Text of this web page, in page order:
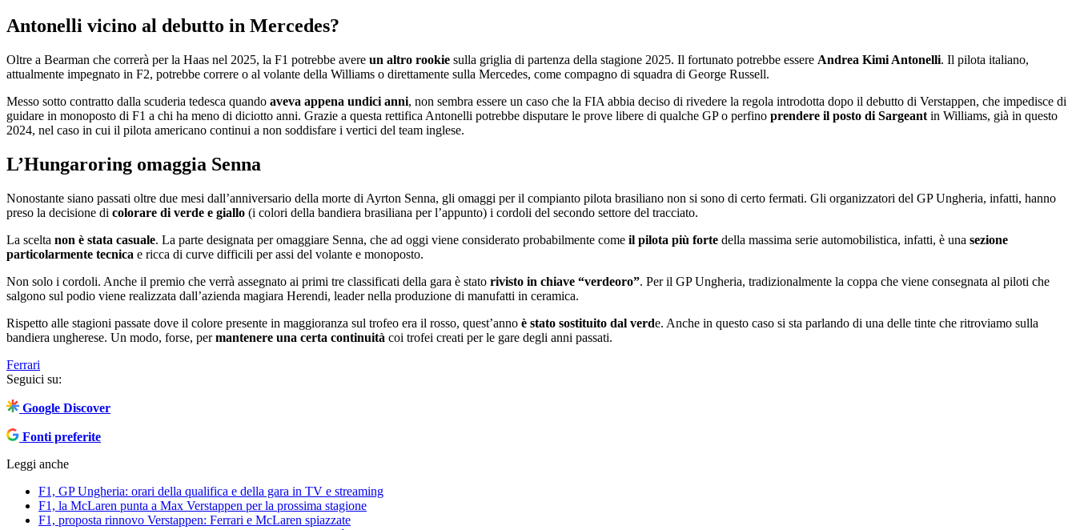
Antonelli vicino al debutto in Mercedes?
Oltre a Bearman che correrà per la Haas nel 2025, la F1 potrebbe avere un altro rookie sulla griglia di partenza della stagione 2025. Il fortunato potrebbe essere Andrea Kimi Antonelli. Il pilota italiano,
attualmente impegnato in F2, potrebbe correre o al volante della Williams o direttamente sulla Mercedes, come compagno di squadra di George Russell.
Messo sotto contratto dalla scuderia tedesca quando aveva appena undici anni, non sembra essere un caso che la FIA abbia deciso di rivedere la regola introdotta dopo il debutto di Verstappen, che impedisce di
guidare in monoposto di F1 a chi ha meno di diciotto anni. Grazie a questa rettifica Antonelli potrebbe disputare le prove libere di qualche GP o perfino prendere il posto di Sargeant in Williams, già in questo
2024, nel caso in cui il pilota americano continui a non soddisfare i vertici del team inglese.
L’Hungaroring omaggia Senna
Nonostante siano passati oltre due mesi dall’anniversario della morte di Ayrton Senna, gli omaggi per il compianto pilota brasiliano non si sono di certo fermati. Gli organizzatori del GP Ungheria, infatti, hanno
preso la decisione di colorare di verde e giallo (i colori della bandiera brasiliana per l’appunto) i cordoli del secondo settore del tracciato.
La scelta non è stata casuale. La parte designata per omaggiare Senna, che ad oggi viene considerato probabilmente come il pilota più forte della massima serie automobilistica, infatti, è una sezione
particolarmente tecnica e ricca di curve difficili per assi del volante e monoposto.
Non solo i cordoli. Anche il premio che verrà assegnato ai primi tre classificati della gara è stato rivisto in chiave “verdeoro”. Per il GP Ungheria, tradizionalmente la coppa che viene consegnata al piloti che
salgono sul podio viene realizzata dall’azienda magiara Herendi, leader nella produzione di manufatti in ceramica.
Rispetto alle stagioni passate dove il colore presente in maggioranza sul trofeo era il rosso, quest’anno è stato sostituito dal verde. Anche in questo caso si sta parlando di una delle tinte che ritroviamo sulla
bandiera ungherese. Un modo, forse, permantenere una certa continuità coi trofei creati per le gare degli anni passati.
Ferrari
Seguici su:
Google Discover
Fonti preferite
Leggi anche
F1, GP Ungheria: orari della qualifica e della gara in TV e streaming
F1, la McLaren punta a Max Verstappen per la prossima stagione
F1, proposta rinnovo Verstappen: Ferrari e McLaren spiazzate